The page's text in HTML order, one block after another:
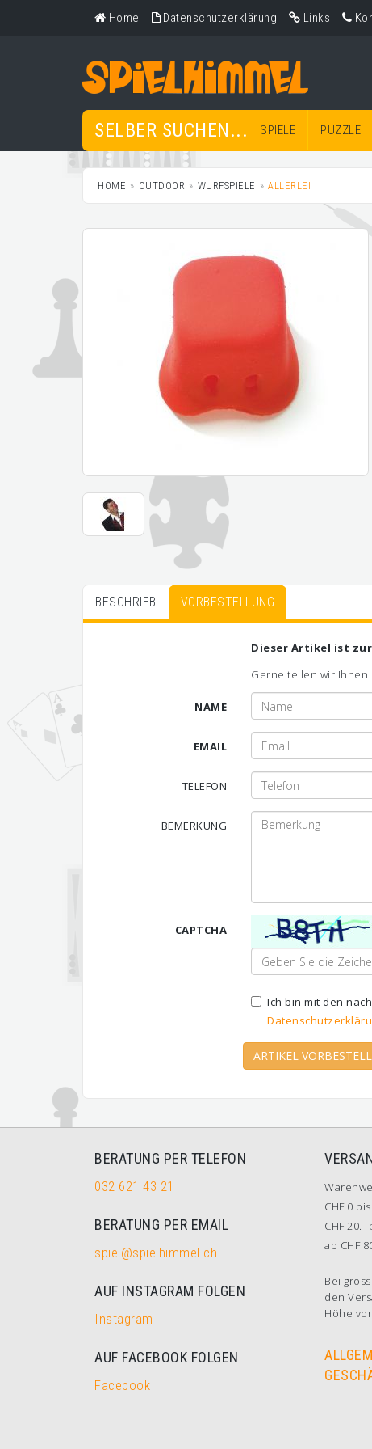
Home Datenschutzerklärung Links
SELBER SUCHEN... SPIELE PUZZLE
HOME OUTDOOR WURFSPIELE ALLERLEI
BESCHRIEB VORBESTELLUNG
Dieser Artikel ist
Gerne teilen wir Ihnen
NAME
EMAIL
TELEFON
BEMERKUNG
CAPTCHA
Ich bin mit den
ARTIKEL
BERATUNG PER TELEFON
032 621 43 21
BERATUNG PER EMAIL
spiel@spielhimmel.ch
AUF INSTAGRAM FOLGEN
Instagram
AUF FACEBOOK FOLGEN
Facebook
CHF 0
CHF 20.-
ab CHF
Bei
den
Höhe